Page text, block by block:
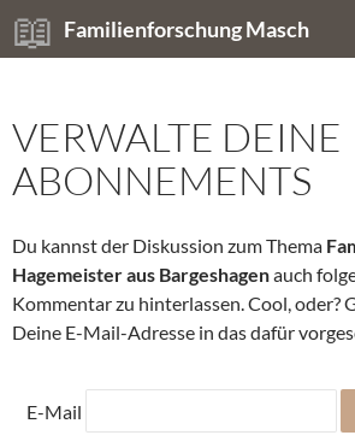
Zum
Inhalt
Familienforschung Masch
Suchen
VERWALTE DEINE
ABONNEMENTS
Du kannst der Diskussion zum Thema
Hagemeister aus Bargeshagenauch
Kommentar zu hinterlassen. Cool, oder?
Deine E-Mail-Adresse in das dafür
E-Mail